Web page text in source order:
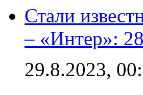
Стали
– «Интер»:
29.8.2023,